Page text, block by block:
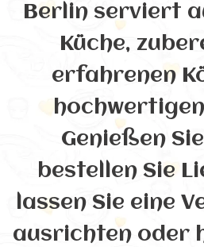
Berlin serviert
Küche,
erfahrenen
Genießen
bestellen Sie
lassen Sie eine
ausrichten oder